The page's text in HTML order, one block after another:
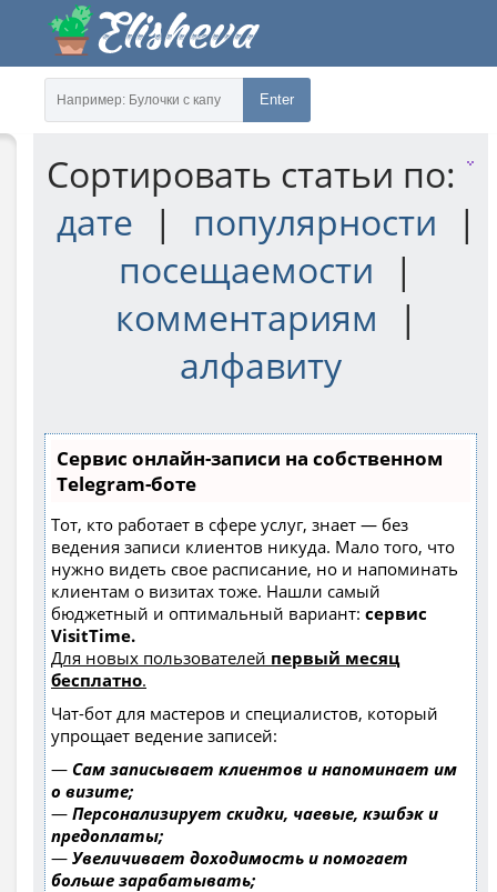
Enter
Сортировать статьи по:
дате
| популярности
|
посещаемости
|
комментариям
|
алфавиту
Сервис онлайн-записи на собственном
Telegram-боте
Тот, кто работает в сфере услуг, знает — без
ведения записи клиентов никуда. Мало того, что
нужно видеть свое расписание, но и напоминать
клиентам о визитах тоже. Нашли самый
бюджетный и оптимальный вариант: сервис
VisitTime.
Для новых пользователей первый месяц
бесплатно.
Чат-бот для мастеров и специалистов, который
упрощает ведение записей:
— Сам записывает клиентов и напоминает им
о визите;
— Персонализирует скидки, чаевые, кэшбэк и
предоплаты;
— Увеличивает доходимость и помогает
больше зарабатывать;